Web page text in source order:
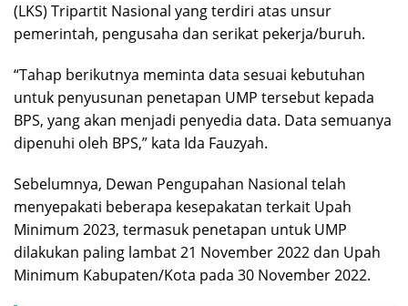
(LKS) Tripartit Nasional yang terdiri atas unsur
pemerintah, pengusaha dan serikat pekerja/buruh.
“Tahap berikutnya meminta data sesuai kebutuhan
untuk penyusunan penetapan UMP tersebut kepada
BPS, yang akan menjadi penyedia data. Data semuanya
dipenuhi oleh BPS,” kata Ida Fauzyah.
Sebelumnya, Dewan Pengupahan Nasional telah
menyepakati beberapa kesepakatan terkait Upah
Minimum 2023, termasuk penetapan untuk UMP
dilakukan paling lambat 21 November 2022 dan Upah
Minimum Kabupaten/Kota pada 30 November 2022.